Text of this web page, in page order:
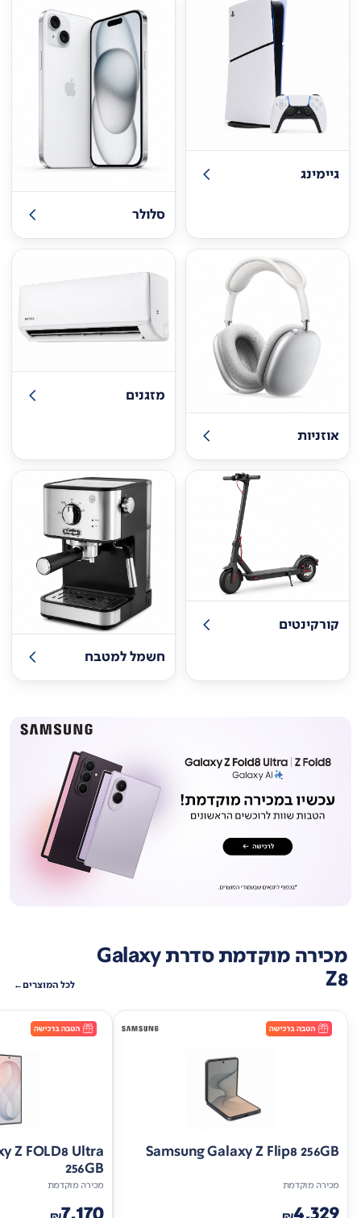
גיימינג
סלולר
אוזניות
מזגנים
קורקינטים
חשמל למטבח
מכירה מוקדמת סדרת Galaxy
Z8 לכל המוצרים
Samsung Galaxy Z Flip8 256GB
מכירה מוקדמת
Z FOLD8 Ultra
256GB
מכירה מוקדמת